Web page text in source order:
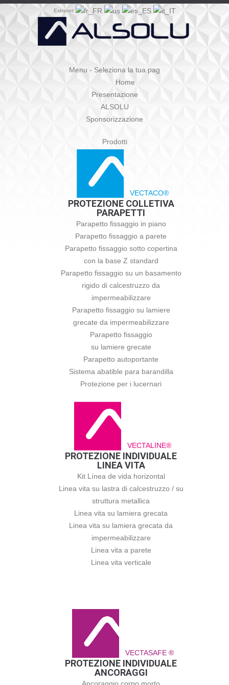
Extranet
Menu - Seleziona la tua pag
Home
Presentazione
ALSOLU
Sponsorizzazione
Prodotti
VECTACO®
PROTEZIONE COLLETIVA
PARAPETTI
Parapetto fissaggio in piano
Parapetto fissaggio a parete
Parapetto fissaggio sotto copertina
con la base Z standard
Parapetto fissaggio su un basamento
rigido di calcestruzzo da
impermeabilizzare
Parapetto fissaggio su lamiere
grecate da impermeabilizzare
Parapetto fissaggio
su lamiere grecate
Parapetto autoportante
Sistema abatible para barandilla
Protezione per i lucernari
VECTALINE®
PROTEZIONE INDIVIDUALE
LINEA VITA
Kit Línea de vida horizontal
Linea vita su lastra di calcestruzzo / su
struttura metallica
Linea vita su lamiera grecata
Linea vita su lamiera grecata da
impermeabilizzare
Linea vita a parete
Linea vita verticale
VECTASAFE ®
PROTEZIONE INDIVIDUALE
ANCORAGGI
Ancoraggio corpo morto